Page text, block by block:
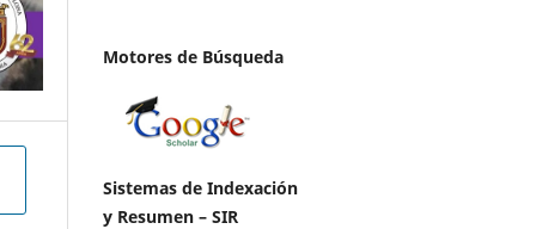
Motores de Búsqueda
Sistemas de Indexación
y Resumen – SIR